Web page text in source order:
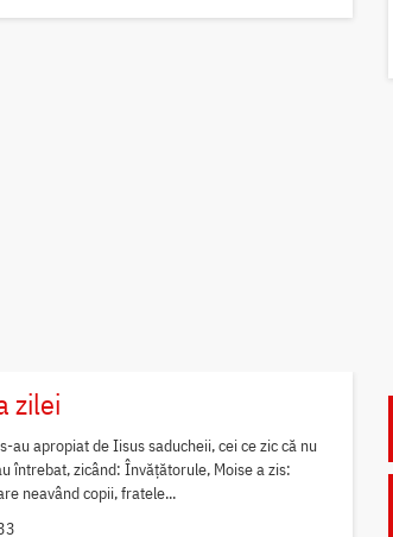
zilei
au apropiat de Iisus saducheii, cei ce zic că nu
întrebat, zicând: Învățătorule, Moise a zis:
neavând copii, fratele...